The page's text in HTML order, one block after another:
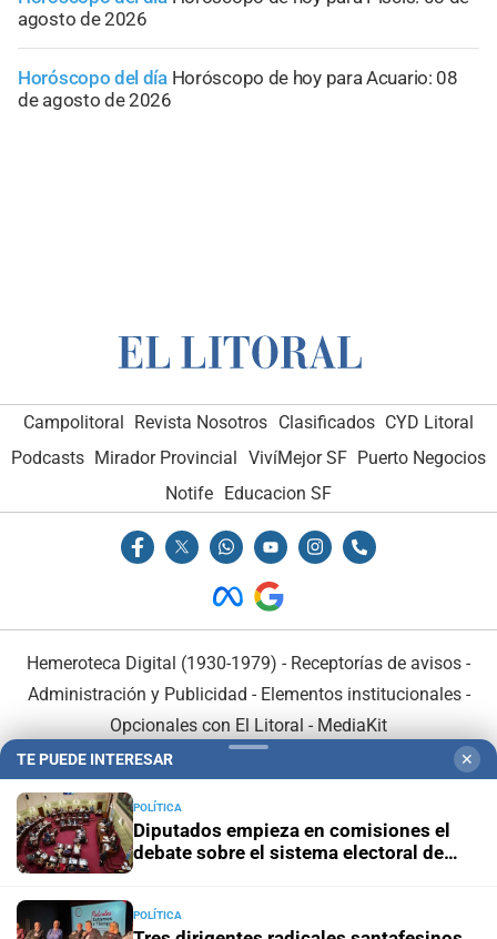
agosto de 2026
Horóscopo del día Horóscopo de hoy para Acuario: 08
de agosto de 2026
Campolitoral Revista Nosotros Clasificados CYD Litoral
Podcasts Mirador Provincial VivíMejor SF Puerto Negocios
Notife Educacion SF
Hemeroteca Digital (1930-1979) - Receptorías de avisos -
Administración y Publicidad - Elementos institucionales-
Opcionales con El Litoral - MediaKit
En Asociación con:
TE PUEDE INTERESAR ✕
POLÍTICA
Diputados empieza en comisiones el
debate sobre el sistema electoral de
POLÍTICA